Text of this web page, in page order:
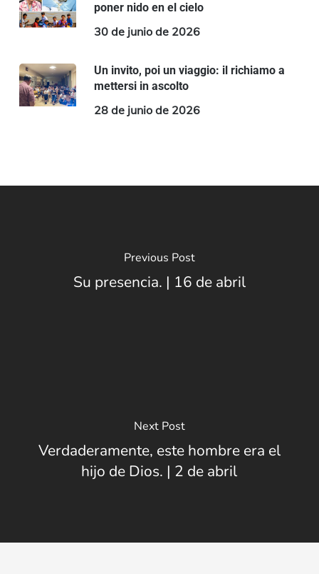
poner nido en el cielo
30 de junio de 2026
Un invito, poi un viaggio: il richiamo a
mettersi in ascolto
28 de junio de 2026
Previous Post
Su presencia. | 16 de abril
Next Post
Verdaderamente, este hombre era el
hijo de Dios. | 2 de abril